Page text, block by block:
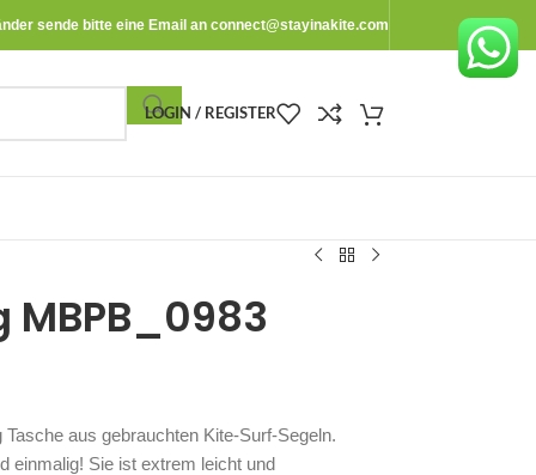
sende bitte eine Email an connect@stayinakite.com
LOGIN / REGISTER
MBPB_0983
aus gebrauchten Kite-Surf-Segeln.
einmalig! Sie ist extrem leicht und